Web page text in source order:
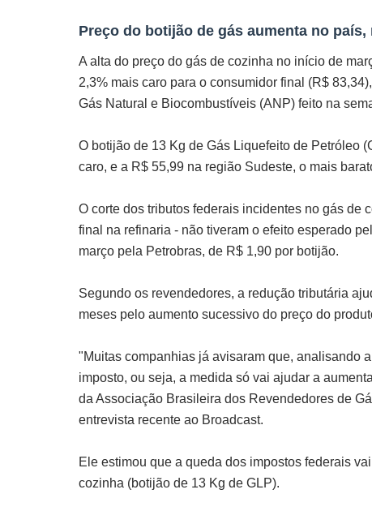
Preço do botijão de gás aumenta no
A alta do preço do gás de cozinha no início de
2,3% mais caro para o consumidor final (R$
Gás Natural e Biocombustíveis (ANP) feito na
O botijão de 13 Kg de Gás Liquefeito de Petróleo
caro, e a R$ 55,99 na região Sudeste, o mais
O corte dos tributos federais incidentes no gás de
final na refinaria - não tiveram o efeito esperado
março pela Petrobras, de R$ 1,90 por botijão.
Segundo os revendedores, a redução tributária
meses pelo aumento sucessivo do preço do
"Muitas companhias já avisaram que, analisando
imposto, ou seja, a medida só vai ajudar a
da Associação Brasileira dos Revendedores de
entrevista recente ao Broadcast.
Ele estimou que a queda dos impostos federais
cozinha (botijão de 13 Kg de GLP).